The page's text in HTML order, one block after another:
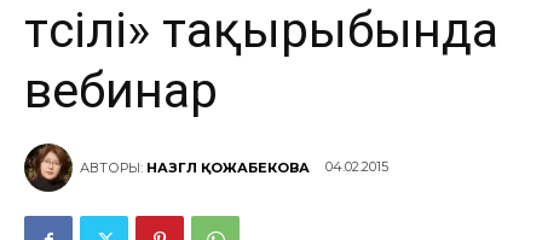
тәсілі» тақырыбында
вебинар
АВТОРЫ: НАЗГҮЛ ҚОЖАБЕКОВА 04.02.2015